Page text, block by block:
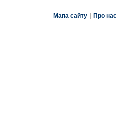
Мапа сайту | Про нас